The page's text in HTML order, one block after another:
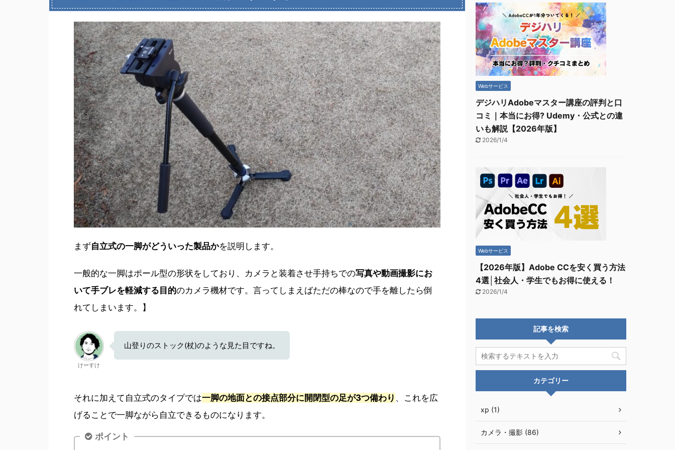
まず自立式の一脚がどういった製品かを説明します。
一般的な一脚はポール型の形状をしており、カメラと装着させ手持ちでの写真や動画撮影にお
いて手ブレを軽減する目的のカメラ機材です。言ってしまえばただの棒なので手を離したら倒
れてしまいます。】
けーすけ
山登りのストック(杖)のような見た目ですね。
それに加えて自立式のタイプでは一脚の地面との接点部分に開閉型の足が3つ備わり 、これを広
げることで一脚ながら自立できるものになります。
ポイント
Webサービス
デジハリAdobeマスター講座の評判と口
コミ｜本当にお得? Udemy・公式との違
いも解説【2026年版】
2026/1/4
Webサービス
【2026年版】Adobe CCを安く買う方法
4選│社会人・学生でもお得に使える！
2026/1/4
記事を検索
カテゴリー
xp (1)
カメラ・撮影 (86)